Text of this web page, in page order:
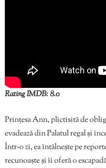
Rating IMDB: 8.0
Prințesa Ann, plictisită de
evadează din Palatul regal și
Într-o zi, ea întâlnește pe
recunoaște și îi oferă o